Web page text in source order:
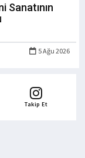
Sanatının
5 Ağu 2026
Takip Et